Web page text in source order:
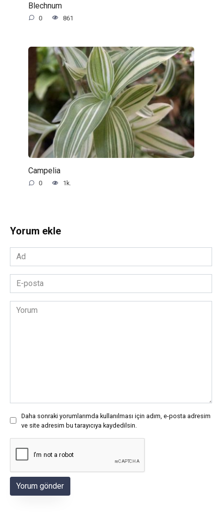
Blechnum
0 861
Campelia
0 1k.
Yorum ekle
Ad
*
posta
*Yorum
Daha sonraki yorumlarımda kullanılması için adım, e-posta adresim
ve site adresim bu tarayıcıya kaydedilsin.